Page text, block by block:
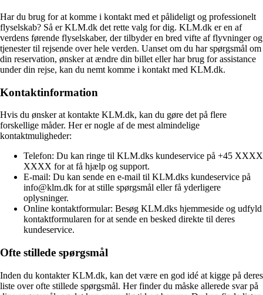
Har du brug for at komme i kontakt med et pålideligt og professionelt
flyselskab? Så er KLM.dk det rette valg for dig. KLM.dk er en af
verdens førende flyselskaber, der tilbyder en bred vifte af flyvninger og
tjenester til rejsende over hele verden. Uanset om du har spørgsmål om
din reservation, ønsker at ændre din billet eller har brug for assistance
under din rejse, kan du nemt komme i kontakt med KLM.dk.
Kontaktinformation
Hvis du ønsker at kontakte KLM.dk, kan du gøre det på flere
forskellige måder. Her er nogle af de mest almindelige
kontaktmuligheder:
Telefon: Du kan ringe til KLM.dks kundeservice på +45 XXXX
XXXX for at få hjælp og support.
E-mail: Du kan sende en e-mail til KLM.dks kundeservice på
info@klm.dk for at stille spørgsmål eller få yderligere
oplysninger.
Online kontaktformular: Besøg KLM.dks hjemmeside og udfyld
kontaktformularen for at sende en besked direkte til deres
kundeservice.
Ofte stillede spørgsmål
Inden du kontakter KLM.dk, kan det være en god idé at kigge på deres
liste over ofte stillede spørgsmål. Her finder du måske allerede svar på